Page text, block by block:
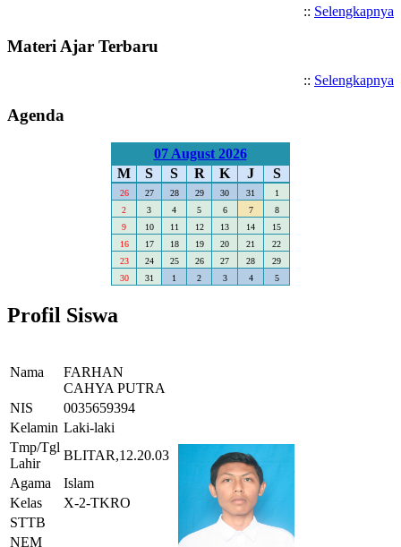
:: Selengkapnya
Materi Ajar Terbaru
:: Selengkapnya
Agenda
07 August 2026
M
S S R K J S
26 27 28 29 30 31
1
2
3 4 5 6 7
8
9
10 11 12 13 14
15
16
17 18 19 20 21
22
23
24 25 26 27 28
29
30
31 1 2 3 4 5
Profil Siswa
Nama
FARHAN
CAHYA PUTRA
NIS
0035659394
Kelamin Laki-laki
Tmp/Tgl
Lahir
BLITAR,12.20.03
Agama
Islam
Kelas
X-2-TKRO
STTB
NEM